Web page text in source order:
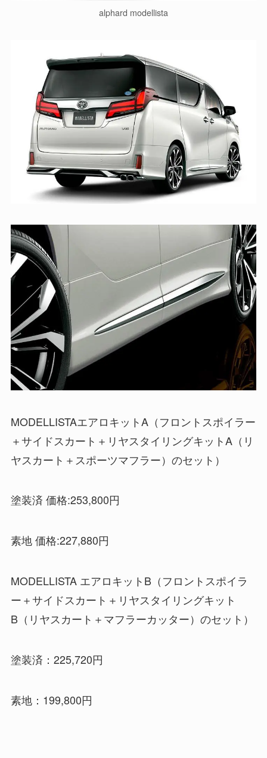
alphard modellista
MODELLISTAエアロキットA（フロントスポイラー
＋サイドスカート＋リヤスタイリングキットA（リ
ヤスカート＋スポーツマフラー）のセット）
塗装済 価格:253,800円
素地 価格:227,880円
MODELLISTA エアロキットB（フロントスポイラ
ー＋サイドスカート＋リヤスタイリングキット
B（リヤスカート＋マフラーカッター）のセット）
塗装済：225,720円
素地：199,800円